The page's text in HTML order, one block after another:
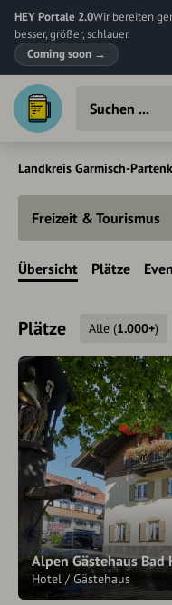
HEY Portale 2.0Wir bereiten
besser, größer, schlauer.
Coming soon →
Landkreis Garmisch-
Freizeit & Tourismus
Übersicht Plätze
Plätze Alle (1.000+)
Alpen Gästehaus Bad
Hotel / Gästehaus